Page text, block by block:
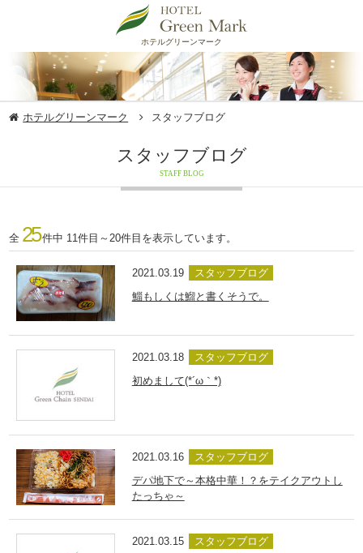
ホテルグリーンマーク
ホテルグリーンマーク スタッフブログ
スタッフブログ
STAFF BLOG
全 25件中 11件目～20件目を表示しています。
2021.03.19
スタッフブログ
鯔もしくは鰡と書くそうで。
2021.03.18
スタッフブログ
初めまして(*´ω｀*)
2021.03.16
スタッフブログ
デパ地下で～本格中華！？をテイクアウトし
たっちゃ～
2021.03.15
スタッフブログ